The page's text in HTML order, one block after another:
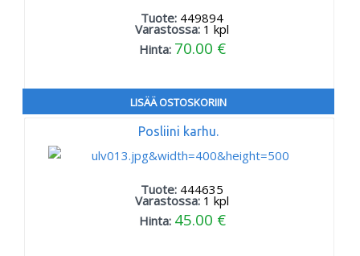
Tuote: 449894
Varastossa: 1 kpl
Hinta: 70.00 €
LISÄÄ OSTOSKORIIN
Posliini karhu.
Tuote: 444635
Varastossa: 1 kpl
Hinta: 45.00 €